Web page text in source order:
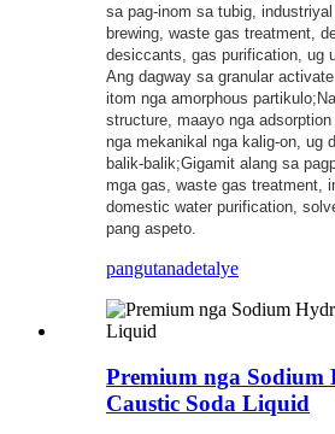
sa pag-inom sa tubig,
brewing, waste gas treatment,
desiccants, gas purification, ug
Ang dagway sa granular
itom nga amorphous
structure, maayo nga
nga mekanikal nga kalig-on, ug
balik-balik;Gigamit alang sa
mga gas, waste gas treatment,
domestic water purification,
pang aspeto.
pangutanadetalye
Premium nga Sodium
Caustic Soda Liquid